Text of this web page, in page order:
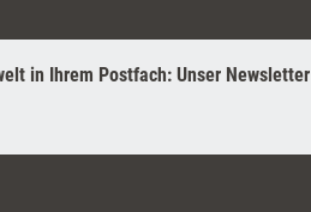
in Ihrem Postfach: Unser Newsletter